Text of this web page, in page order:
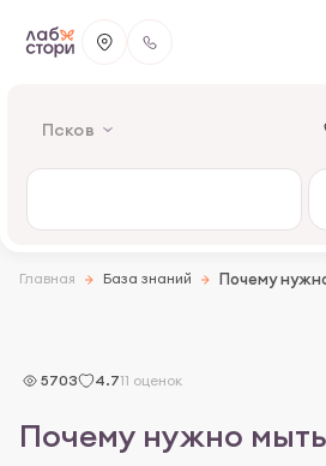
Псков
Главная База знаний Почему
5703 4.711 оценок
Почему нужно